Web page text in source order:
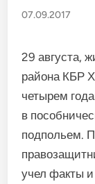
07.09.2017
29 августа,
района КБР
четырем
в
подпольем.
учел факты и